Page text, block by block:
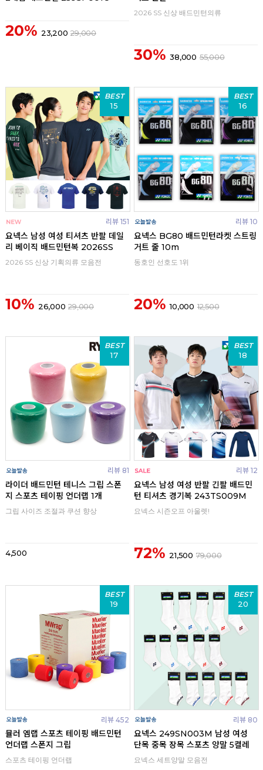
20% 23,200 29,000
2026 SS 신상 배드민턴의류
30% 38,000 55,000
BEST
15
리뷰 151
요넥스 남성 여성 티셔츠 반팔 데일
리 베이직 배드민턴복 2026SS
2026 SS 신상 기획의류 모음전
10% 26,000 29,000
BEST
16
리뷰 10
요넥스 BG80 배드민턴라켓 스트링
거트 줄 10m
동호인 선호도 1위
20% 10,000 12,500
BEST
17
리뷰 81
라이더 배드민턴 테니스 그립 스폰
지 스포츠 테이핑 언더랩 1개
그립 사이즈 조절과 쿠션 향상
4,500
BEST
18
리뷰 12
요넥스 남성 여성 반팔 긴팔 배드민
턴 티셔츠 경기복 243TS009M
요넥스 시즌오프 아울렛!
72% 21,500 79,000
BEST
19
리뷰 452
뮬러 엠랩 스포츠 테이핑 배드민턴
언더랩 스폰지 그립
스포츠 테이핑 언더랩
BEST
20
리뷰 80
요넥스 249SN003M 남성 여성
단목 중목 장목 스포츠 양말 5켤레
요넥스 세트양말 모음전